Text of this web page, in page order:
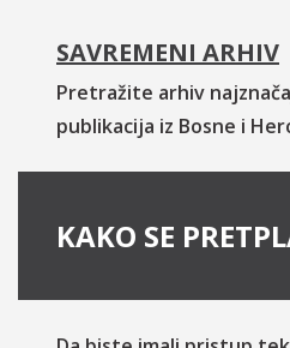
SAVREMENI ARHIV
Pretražite arhiv
publikacija iz Bosne i
KAKO SE